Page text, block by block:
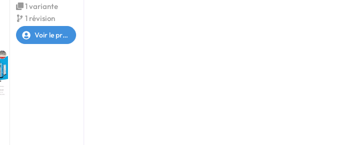
1 variante
1 révision
Voir le profil